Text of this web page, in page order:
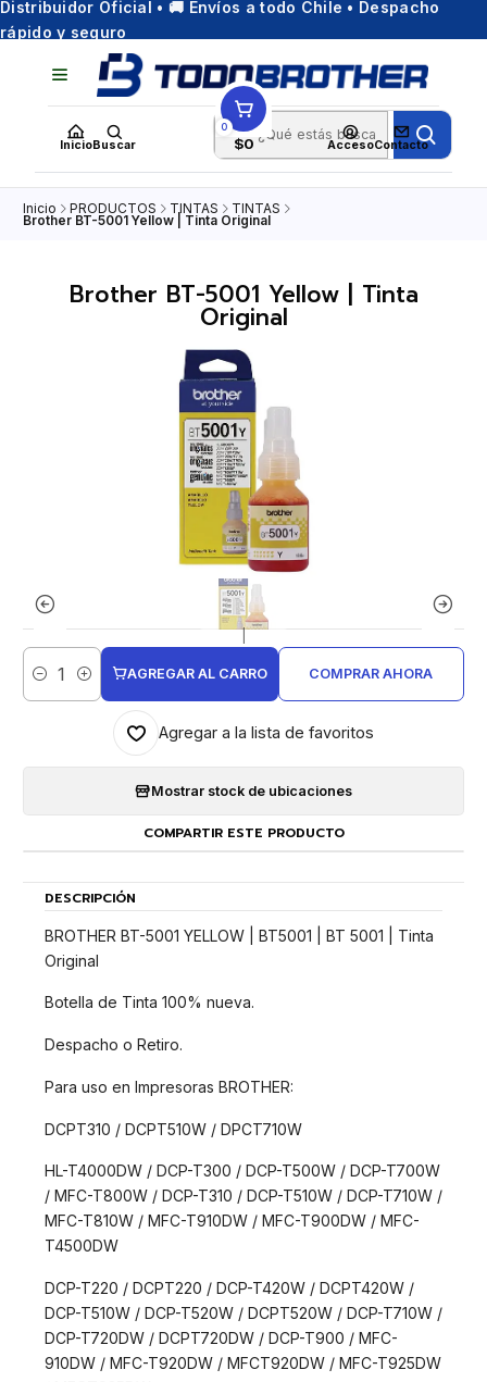
Distribuidor Oficial • 🚚 Envíos a todo Chile • Despacho
rápido y seguro
InicioBuscar
0
$0 AccesoContacto
Inicio PRODUCTOS TINTAS TINTAS
Brother BT-5001 Yellow | Tinta Original
Brother BT-5001 Yellow | Tinta
Original
|
Cantidad
AGREGAR AL CARRO COMPRAR AHORA
Agregar a la lista de favoritos
Mostrar stock de ubicaciones
COMPARTIR ESTE PRODUCTO
DESCRIPCIÓN
BROTHER BT-5001 YELLOW | BT5001 | BT 5001 | Tinta
Original
Botella de Tinta 100% nueva.
Despacho o Retiro.
Para uso en Impresoras BROTHER:
DCPT310 / DCPT510W / DPCT710W
HL-T4000DW / DCP-T300 / DCP-T500W / DCP-T700W
/ MFC-T800W / DCP-T310 / DCP-T510W / DCP-T710W /
MFC-T810W / MFC-T910DW / MFC-T900DW / MFC-
T4500DW
DCP-T220 / DCPT220 / DCP-T420W / DCPT420W /
DCP-T510W / DCP-T520W / DCPT520W / DCP-T710W /
DCP-T720DW / DCPT720DW / DCP-T900 / MFC-
910DW / MFC-T920DW / MFCT920DW / MFC-T925DW